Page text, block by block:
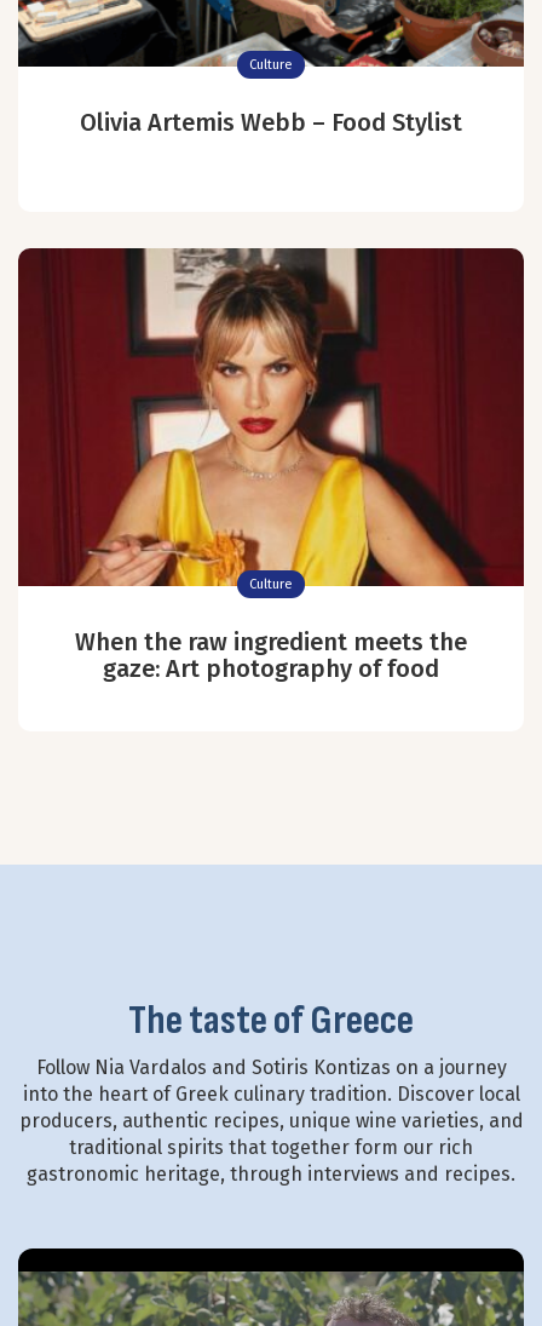
Culture
Olivia Artemis Webb – Food Stylist
Culture
When the raw ingredient meets the
gaze: Art photography of food
The taste of Greece
Follow Nia Vardalos and Sotiris Kontizas on a journey
into the heart of Greek culinary tradition. Discover local
producers, authentic recipes, unique wine varieties, and
traditional spirits that together form our rich
gastronomic heritage, through interviews and recipes.